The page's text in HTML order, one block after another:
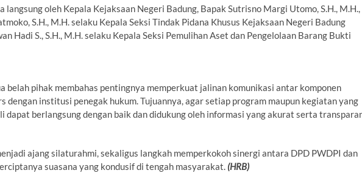
langsung oleh Kepala Kejaksaan Negeri Badung, Bapak Sutrisno Margi Utomo, S.H., M.H.,
S.H., M.H. selaku Kepala Seksi Tindak Pidana Khusus Kejaksaan Negeri Badung
Hadi S., S.H., M.H. selaku Kepala Seksi Pemulihan Aset dan Pengelolaan Barang Bukti
belah pihak membahas pentingnya memperkuat jalinan komunikasi antar komponen
dengan institusi penegak hukum. Tujuannya, agar setiap program maupun kegiatan yang
dapat berlangsung dengan baik dan didukung oleh informasi yang akurat serta
ajang silaturahmi, sekaligus langkah memperkokoh sinergi antara DPD PWDPI dan
suasana yang kondusif di tengah masyarakat. (HRB)